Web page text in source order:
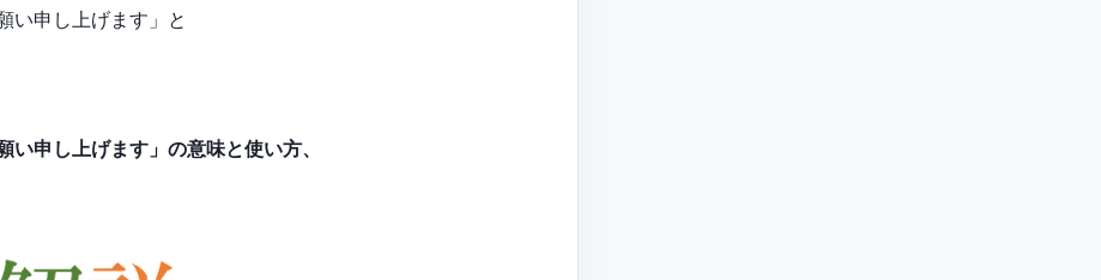
い申し上げます」と
い申し上げます」の意味と使い方、